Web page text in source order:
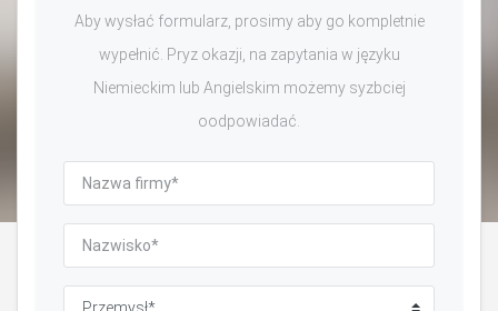
Aby wysłać formularz, prosimy aby go kompletnie
wypełnić. Pryz okazji, na zapytania w języku
Niemieckim lub Angielskim możemy syzbciej
oodpowiadać.